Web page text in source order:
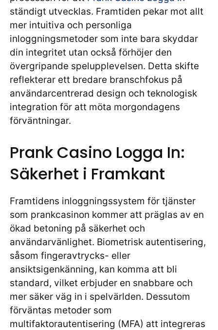
ständigt utvecklas. Framtiden pekar mot allt
mer intuitiva och personliga
inloggningsmetoder som inte bara skyddar
din integritet utan också förhöjer den
övergripande spelupplevelsen. Detta skifte
reflekterar ett bredare branschfokus på
användarcentrerad design och teknologisk
integration för att möta morgondagens
förväntningar.
Prank Casino Logga In:
Säkerhet i Framkant
Framtidens inloggningssystem för tjänster
som prankcasinon kommer att präglas av en
ökad betoning på säkerhet och
användarvänlighet. Biometrisk autentisering,
såsom fingeravtrycks- eller
ansiktsigenkänning, kan komma att bli
standard, vilket erbjuder en snabbare och
mer säker väg in i spelvärlden. Dessutom
förväntas metoder som
multifaktorautentisering (MFA) att integreras